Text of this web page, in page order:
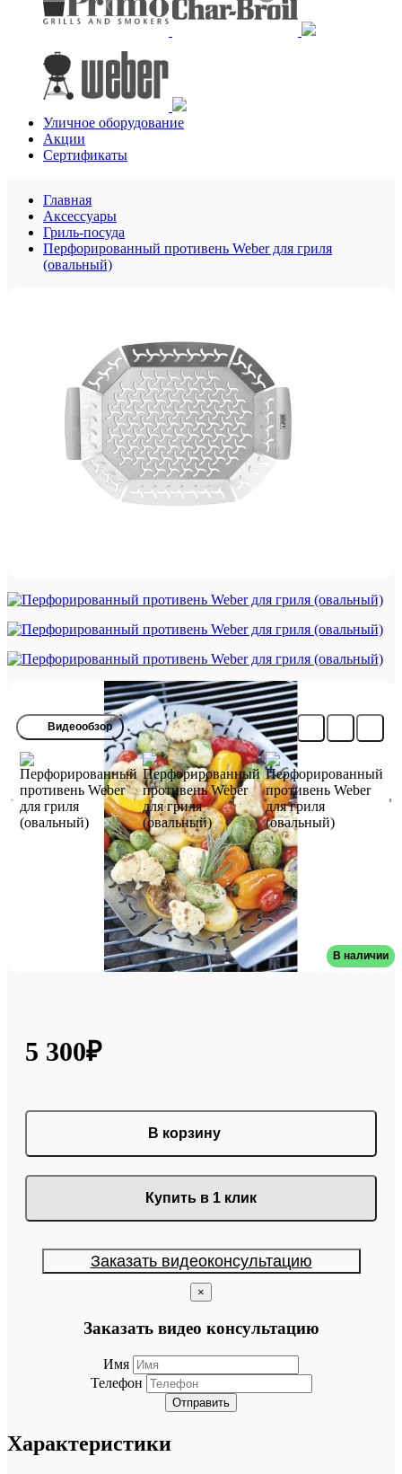
Уличное оборудование
Акции
Сертификаты
Главная
Аксессуары
Гриль-посуда
Перфорированный противень Weber для гриля
(овальный)
Видеообзор
Перфорированный противень Weber
для гриля (овальный)
В наличии
5 300₽
В корзину
Купить в 1 клик
Заказать видеоконсультацию
×
Заказать видео консультацию
Имя
Телефон
Отправить
Характеристики